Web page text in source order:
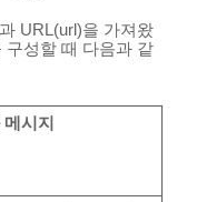
URL(url)을 가져왔
구성할 때 다음과 같
시지